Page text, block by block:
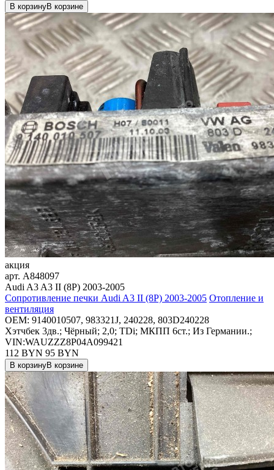
В корзинуВ корзине
акция
арт. A848097
Audi A3 A3 II (8P) 2003-2005
Сопротивление печки Audi A3 II (8P) 2003-2005 Отопление и
вентиляция
OEM: 9140010507, 983321J, 240228, 803D240228
Хэтчбек 3дв.; Чёрный; 2,0; TDi; МКПП 6ст.; Из Германии.;
VIN:WAUZZZ8P04A099421
112 BYN 95 BYN
В корзинуВ корзине